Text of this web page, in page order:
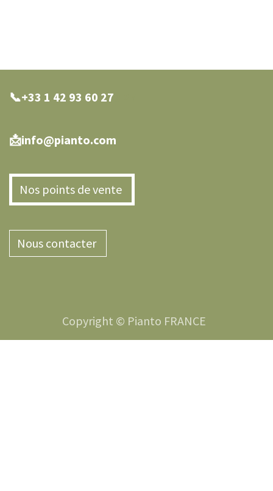
📞+33 1 42 93 60 27
📩info@pianto.com
Nos points de vente
Nous contacter
Copyright © Pianto FRANCE